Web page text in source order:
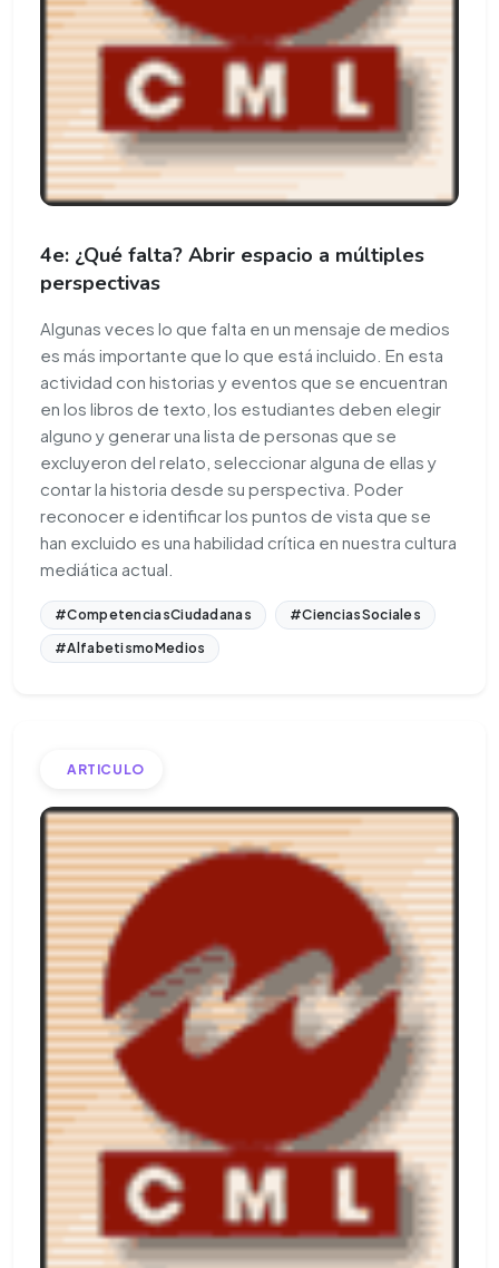
4e: ¿Qué falta? Abrir espacio a múltiples
perspectivas
Algunas veces lo que falta en un mensaje de medios
es más importante que lo que está incluido. En esta
actividad con historias y eventos que se encuentran
en los libros de texto, los estudiantes deben elegir
alguno y generar una lista de personas que se
excluyeron del relato, seleccionar alguna de ellas y
contar la historia desde su perspectiva. Poder
reconocer e identificar los puntos de vista que se
han excluido es una habilidad crítica en nuestra cultura
mediática actual.
#CompetenciasCiudadanas
#CienciasSociales
#AlfabetismoMedios
ARTICULO